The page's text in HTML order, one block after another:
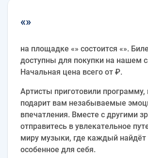
«»
на площадке «» состоится «».
доступны для покупки на нашем
Начальная цена всего от ₽.
Артисты приготовили программу,
подарит вам незабываемые
впечатления. Вместе с другими
отправитесь в увлекательное
миру музыки, где каждый найдёт
особенное для себя.